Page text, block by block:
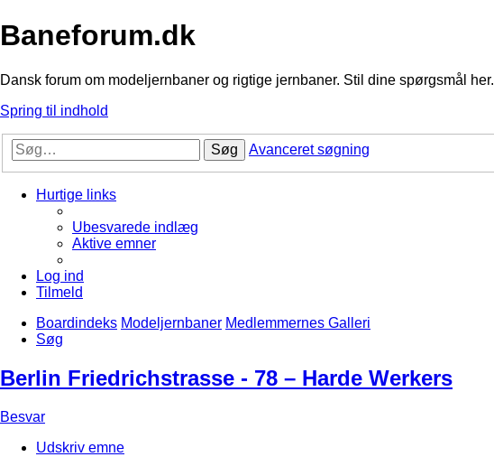
Baneforum.dk
Dansk forum om modeljernbaner og rigtige jernbaner. Stil dine spørgsmål her.
Spring til indhold
Søg Avanceret søgning
Hurtige links
Ubesvarede indlæg
Aktive emner
Log ind
Tilmeld
Boardindeks Modeljernbaner Medlemmernes Galleri
Søg
Berlin Friedrichstrasse - 78 – Harde Werkers
Besvar
Udskriv emne